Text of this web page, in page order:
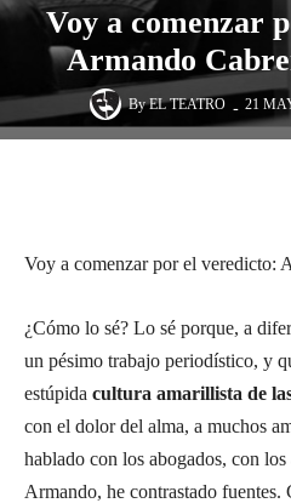
Voy a comenzar
Armando
By EL TEATRO - 21
Voy a comenzar por el veredicto:
¿Cómo lo sé? Lo sé porque, a
un pésimo trabajo periodístico, y
estúpida cultura amarillista de
con el dolor del alma, a muchos
hablado con los abogados, con los
Armando, he contrastado fuentes.